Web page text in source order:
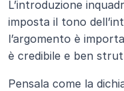
L’introduzione
imposta il tono
l’argomento è
è credibile e ben
Pensala come la